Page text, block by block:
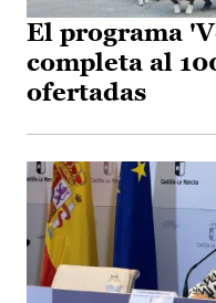
El programa
completa al
ofertadas